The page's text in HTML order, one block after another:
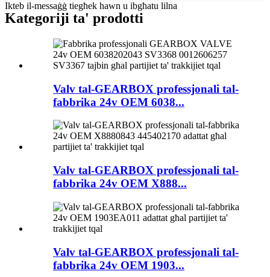
Ikteb il-messaġġ tiegħek hawn u ibgħatu lilna
Kategoriji ta' prodotti
Valv tal-GEARBOX professjonali tal-
fabbrika 24v OEM 6038...
Valv tal-GEARBOX professjonali tal-
fabbrika 24v OEM X888...
Valv tal-GEARBOX professjonali tal-
fabbrika 24v OEM 1903...